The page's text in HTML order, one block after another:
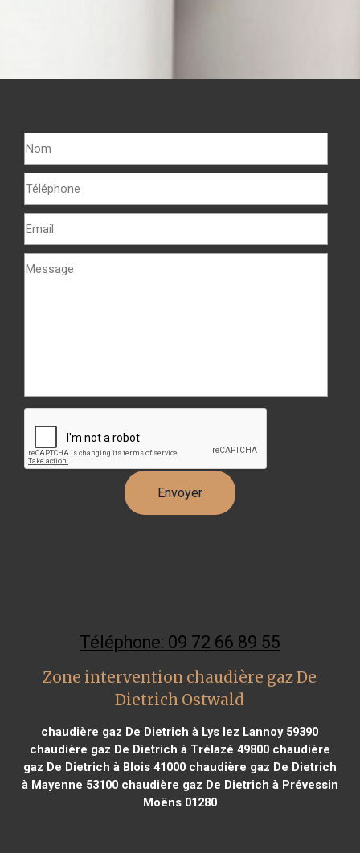
Téléphone: 09 72 66 89 55
Zone intervention chaudière gaz De
Dietrich Ostwald
chaudière gaz De Dietrich à Lys lez Lannoy 59390
chaudière gaz De Dietrich à Trélazé 49800chaudière
gaz De Dietrich à Blois 41000chaudière gaz De Dietrich
à Mayenne 53100chaudière gaz De Dietrich à Prévessin
Moëns 01280